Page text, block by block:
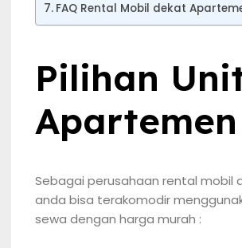
FAQ Rental Mobil dekat
Pilihan
Sebagai perusahaan rental mobil
anda bisa terakomodir
sewa dengan harga murah :